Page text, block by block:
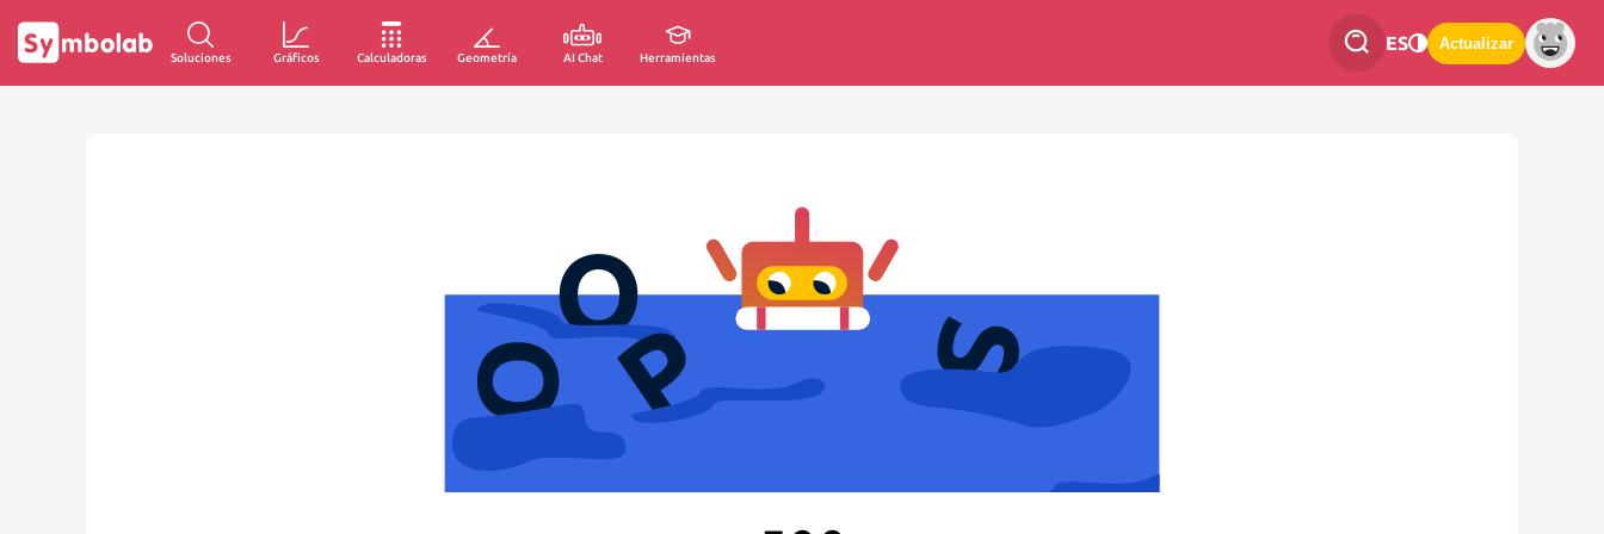
Soluciones Gráficos Calculadoras Geometría AI Chat Herramientas
ES Actualizar